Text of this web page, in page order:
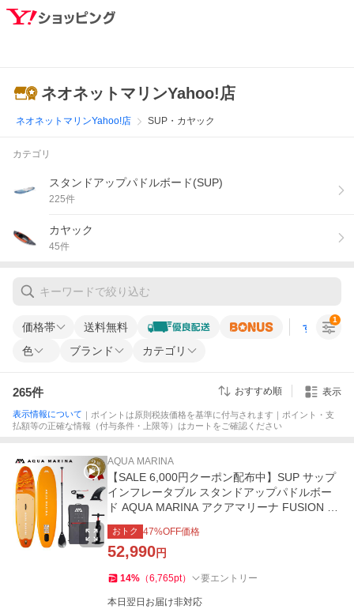
ネオネットマリンYahoo!店
ネオネットマリンYahoo!店 SUP・カヤック
カテゴリ
スタンドアップパドルボード(SUP)
225件
カヤック
45件
価格帯 送料無料 すべての条
色 ブランド カテゴリ
1
265件 おすすめ順 表示
表示情報について ｜ポイントは原則税抜価格を基準に付与されます｜ポイント・支
払額等の正確な情報（付与条件・上限等）はカートをご確認ください
AQUA MARINA
【SALE 6,000円クーポン配布中】SUP サップ
インフレータブル スタンドアップパドルボー
ド AQUA MARINA アクアマリーナ FUSION フ
ュージョン
おトク 47%OFF価格
52,990円
14% （6,765pt） 要エントリー
本日翌日お届け非対応